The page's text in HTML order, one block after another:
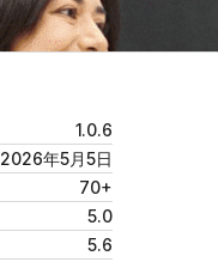
1.0.6
2026年5月5日
70+
5.0
5.6